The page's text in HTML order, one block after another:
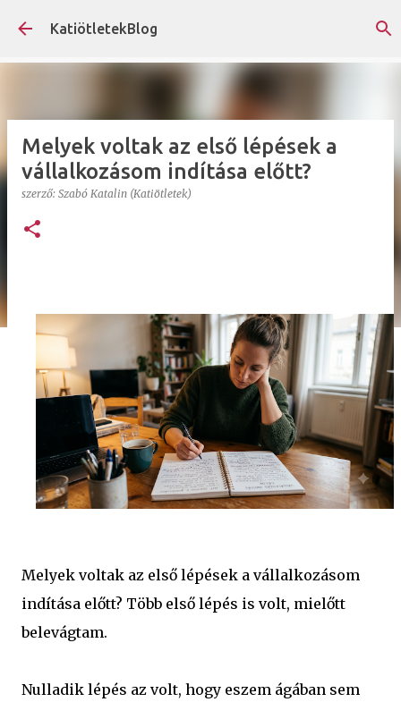
Ugrás a fő tartalomra
KatiötletekBlog
Melyek voltak az első lépések a
vállalkozásom indítása előtt?
szerző: Szabó Katalin (Katiötletek)
Melyek voltak az első lépések a vállalkozásom
indítása előtt? Több első lépés is volt, mielőtt
belevágtam.
Nulladik lépés az volt, hogy eszem ágában sem